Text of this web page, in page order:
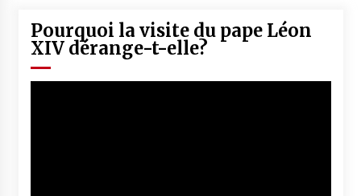
Pourquoi la visite du pape Léon
XIV dérange-t-elle?